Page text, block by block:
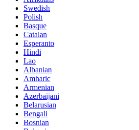
Swedish
Polish
Basque
Catalan
Esperanto
Hindi
Lao
Albanian
Amharic
Armenian
Azerbaijani
Belarusian
Bengali
Bosnian